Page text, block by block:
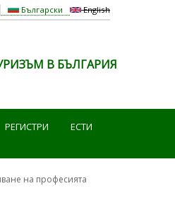
Български English
В БЪЛГАРИЯ
РЕГИСТРИ ЕСТИ
на професията